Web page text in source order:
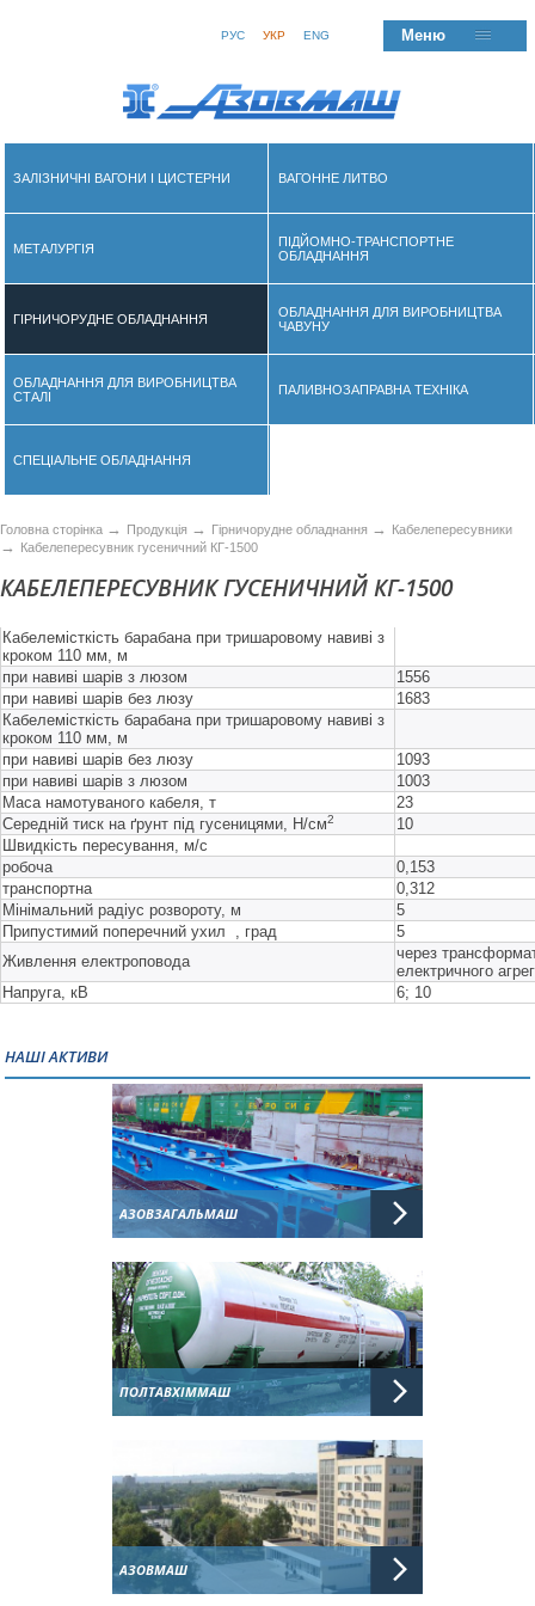
РУС УКР ENG Меню
ЗАЛІЗНИЧНІ ВАГОНИ І ЦИСТЕРНИ ВАГОННЕ ЛИТВО
МЕТАЛУРГІЯ
ПІДЙОМНО-ТРАНСПОРТНЕ
ОБЛАДНАННЯ
ГІРНИЧОРУДНЕ ОБЛАДНАННЯ
ОБЛАДНАННЯ ДЛЯ ВИРОБНИЦТВА
ЧАВУНУ
ОБЛАДНАННЯ ДЛЯ ВИРОБНИЦТВА
СТАЛІ
ПАЛИВНОЗАПРАВНА ТЕХНІКА
СПЕЦІАЛЬНЕ ОБЛАДНАННЯ
Головна сторінка → Продукція → Гірничорудне обладнання → Кабелепересувники
→ Кабелепересувник гусеничний КГ-1500
КАБЕЛЕПЕРЕСУВНИК ГУСЕНИЧНИЙ КГ-1500
Кабелемісткість барабана при тришаровому навиві з
кроком 110 мм, м
при навиві шарів з люзом
1556
при навиві шарів без люзу
1683
Кабелемісткість барабана при тришаровому навиві з
кроком 110 мм, м
при навиві шарів без люзу
1093
при навиві шарів з люзом
1003
Маса намотуваного кабеля, т
23
Середній тиск на ґрунт під гусеницями, Н/см2
10
Швидкість пересування, м/с
робоча
0,153
транспортна
0,312
Мінімальний радіус розвороту, м
5
Припустимий поперечний ухил , град
5
Живлення електроповода
через
електричного
Напруга, кВ
6; 10
НАШІ АКТИВИ
АЗОВЗАГАЛЬМАШ
ПОЛТАВХІММАШ
АЗОВМАШ